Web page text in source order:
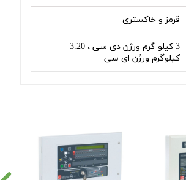
قرمز و خاکستری
3 کیلو گرم ورژن دی سی ، 3.20
کیلوگرم ورژن ای سی